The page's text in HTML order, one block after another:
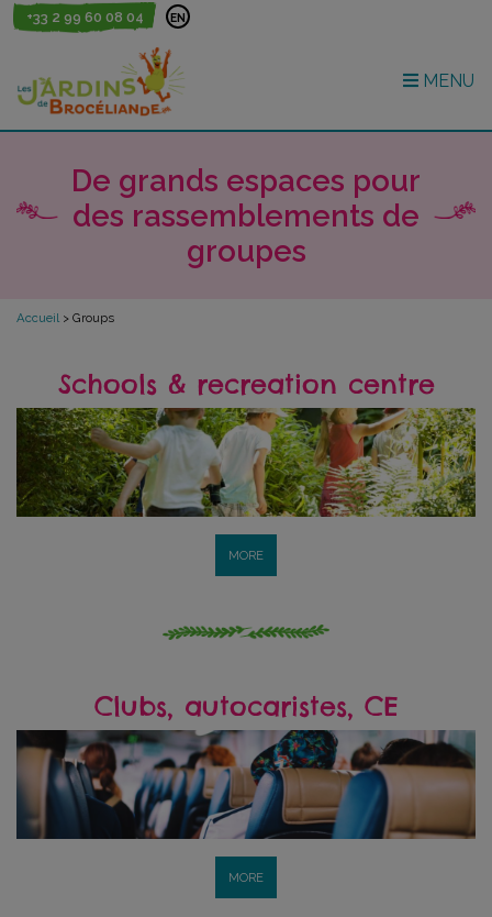
+33 2 99 60 08 04 EN
MENU
De grands espaces pour
des rassemblements de
groupes
Accueil > Groups
Schools & recreation centre
MORE
Clubs, autocaristes, CE
MORE